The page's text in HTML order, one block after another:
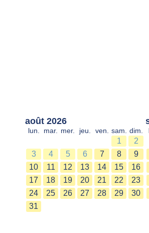
août 2026
lun. mar. mer. jeu. ven. sam. dim.
1
2
3
4 5 6 7 8
9
10
11 12 13 14 15
16
17
18 19 20 21 22
23
24
25 26 27 28 29
30
31